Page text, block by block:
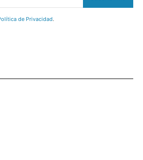
de Privacidad.